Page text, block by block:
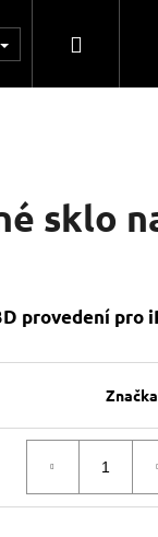
Hledat
sklo
provedení pro